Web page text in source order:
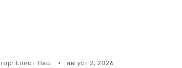
Елиот Наш август 2, 2026